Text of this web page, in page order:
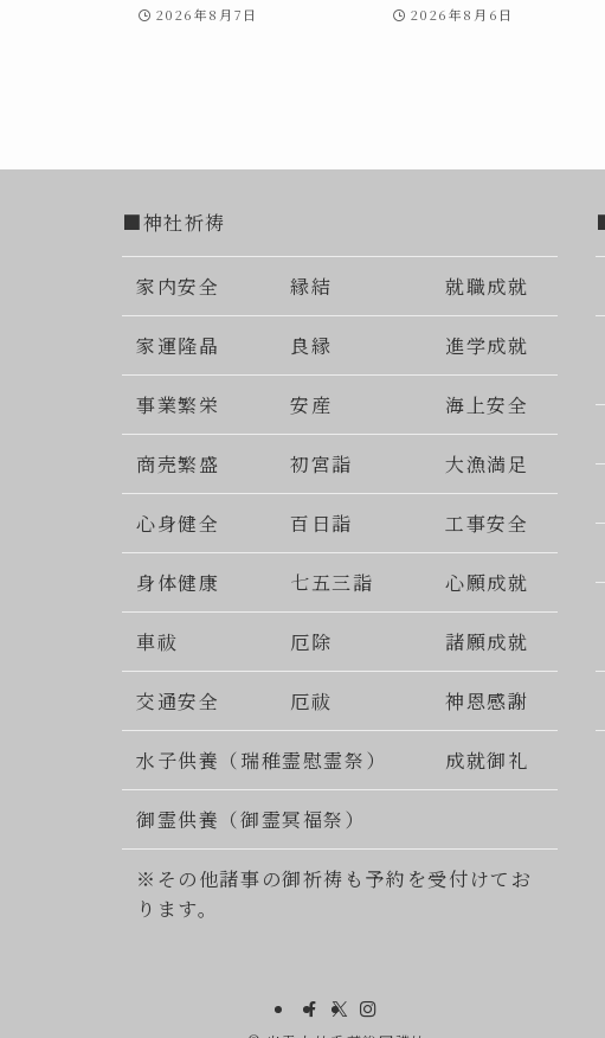
2026年8月7日 2026年8月6日
■神社祈祷
家内安全 縁結 就職成就
家運隆晶 良縁 進学成就
事業繁栄 安産 海上安全
商売繁盛 初宮詣 大漁満足
心身健全 百日詣 工事安全
身体健康 七五三詣 心願成就
車祓 厄除 諸願成就
交通安全 厄祓 神恩感謝
水子供養（瑞稚霊慰霊祭） 成就御礼
御霊供養（御霊冥福祭）
※その他諸事の御祈祷も予約を受付けてお
ります。